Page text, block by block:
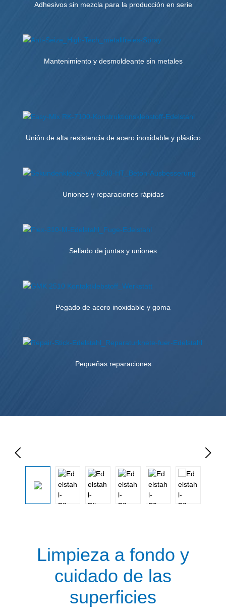
Adhesivos sin mezcla para la producción en serie
Mantenimiento y desmoldeante sin metales
Unión de alta resistencia de acero inoxidable y plástico
Uniones y reparaciones rápidas
Sellado de juntas y uniones
Pegado de acero inoxidable y goma
Pequeñas reparaciones
Omitir galería de imágenes
Limpieza a fondo y
cuidado de las
superficies